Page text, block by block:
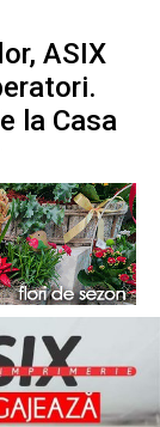
ASIX
la Casa